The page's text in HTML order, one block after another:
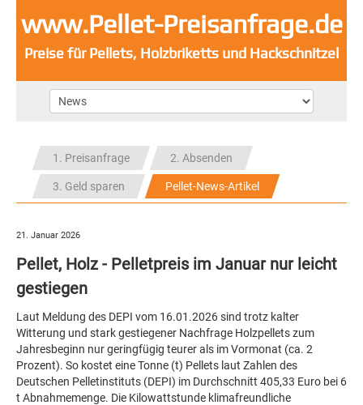
www.Pellet-Preisanfrage.de
Preise für Pellets, Holzbriketts und Hackschnitzel
1. Preisanfrage 2. Absenden
3. Geld sparen Pellet-News-Artikel
21. Januar 2026
Pellet, Holz - Pelletpreis im Januar nur leicht
gestiegen
Laut Meldung des DEPI vom 16.01.2026 sind trotz kalter
Witterung und stark gestiegener Nachfrage Holzpellets zum
Jahresbeginn nur geringfügig teurer als im Vormonat (ca. 2
Prozent). So kostet eine Tonne (t) Pellets laut Zahlen des
Deutschen Pelletinstituts (DEPI) im Durchschnitt 405,33 Euro bei 6
t Abnahmemenge. Die Kilowattstunde klimafreundliche